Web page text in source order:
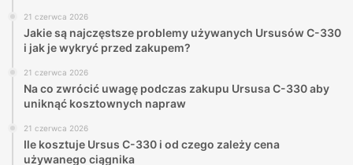
21 czerwca 2026
Jakie są najczęstsze problemy używanych Ursusów C-330
i jak je wykryć przed zakupem?
21 czerwca 2026
Na co zwrócić uwagę podczas zakupu Ursusa C-330 aby
uniknąć kosztownych napraw
21 czerwca 2026
Ile kosztuje Ursus C-330 i od czego zależy cena
używanego ciągnika